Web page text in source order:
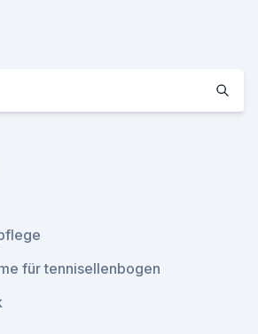
für tennisellenbogen